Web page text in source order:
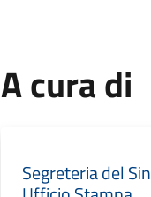
A cura di
Segreteria del